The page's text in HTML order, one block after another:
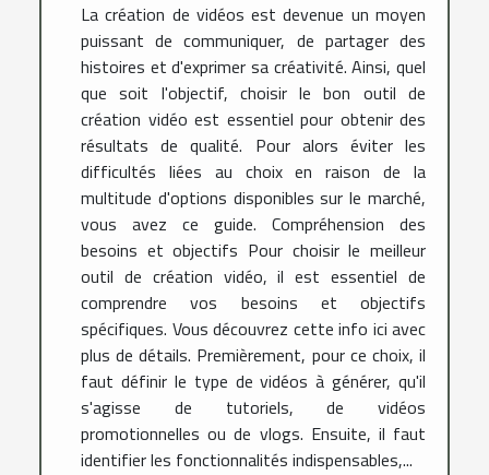
La création de vidéos est devenue un moyen
puissant de communiquer, de partager des
histoires et d'exprimer sa créativité. Ainsi, quel
que soit l'objectif, choisir le bon outil de
création vidéo est essentiel pour obtenir des
résultats de qualité. Pour alors éviter les
difficultés liées au choix en raison de la
multitude d'options disponibles sur le marché,
vous avez ce guide. Compréhension des
besoins et objectifs Pour choisir le meilleur
outil de création vidéo, il est essentiel de
comprendre vos besoins et objectifs
spécifiques. Vous découvrez cette info ici avec
plus de détails. Premièrement, pour ce choix, il
faut définir le type de vidéos à générer, qu'il
s'agisse de tutoriels, de vidéos
promotionnelles ou de vlogs. Ensuite, il faut
identifier les fonctionnalités indispensables,...